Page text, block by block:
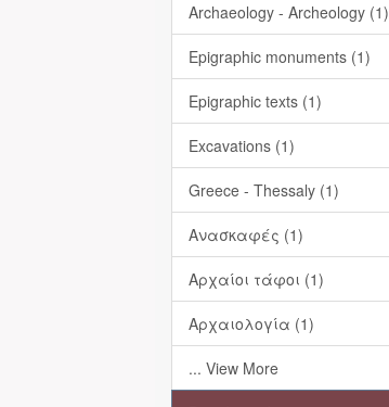
Archaeology - Archeology (1)
Epigraphic monuments (1)
Epigraphic texts (1)
Excavations (1)
Greece - Thessaly (1)
Ανασκαφές (1)
Αρχαίοι τάφοι (1)
Αρχαιολογία (1)
... View More